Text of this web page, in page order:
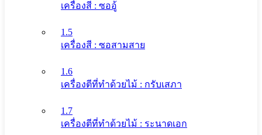
เครื่องสี : ซออู้
1.5
เครื่องสี : ซอสามสาย
1.6
เครื่องตีที่ทําด้วยไม้ : กรับเสภา
1.7
เครื่องตีที่ทําด้วยไม้ : ระนาดเอก